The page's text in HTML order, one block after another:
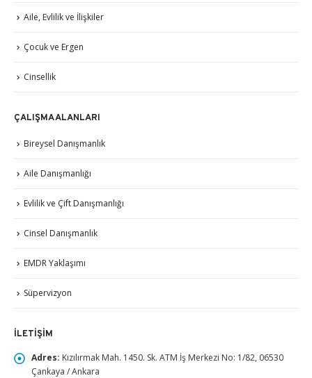
Aile, Evlilik ve İlişkiler
Çocuk ve Ergen
Cinsellik
ÇALIŞMA ALANLARI
Bireysel Danışmanlık
Aile Danışmanlığı
Evlilik ve Çift Danışmanlığı
Cinsel Danışmanlık
EMDR Yaklaşımı
Süpervizyon
İLETIŞIM
Adres: Kızılırmak Mah. 1450. Sk. ATM İş Merkezi No: 1/82, 06530
Çankaya / Ankara